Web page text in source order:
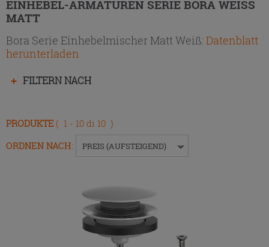
EINHEBEL-ARMATUREN SERIE BORA WEISS
MATT
Bora Serie Einhebelmischer Matt Weiß: Datenblatt
herunterladen
FILTERN NACH
Drücken
um
das
PRODUKTE ( 1 - 10 di 10 )
ORDNEN NACH: PREIS (AUFSTEIGEND)